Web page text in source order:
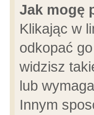
Jak mogę
Klikając w
odkopać
widzisz
lub
Innym